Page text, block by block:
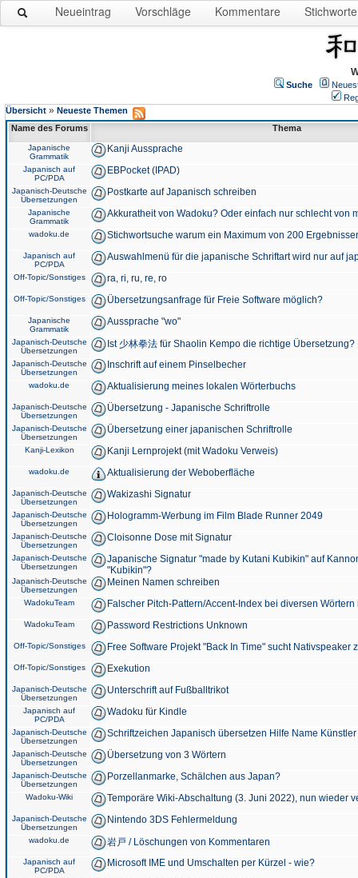
Neueintrag Vorschläge Kommentare Stichworte
Suche
Übersicht » Neueste Themen
Name des Forums
Thema
Japanische
Grammatik
Kanji Aussprache
Japanisch auf
PC/PDA
EBPocket (IPAD)
Japanisch-Deutsche
Übersetzungen
Postkarte auf Japanisch schreiben
Japanische
Grammatik
Akkuratheit von Wadoku? Oder einfach nur schlecht von
wadoku.de Stichwortsuche warum ein Maximum von 200
Japanisch auf
PC/PDA
Auswahlmenü für die japanische Schriftart wird nur auf
Off-Topic/Sonstiges ra, ri, ru, re, ro
Off-Topic/Sonstiges Übersetzungsanfrage für Freie Software möglich?
Japanische
Grammatik
Aussprache "wo"
Japanisch-Deutsche
Übersetzungen
Ist 少林拳法 für Shaolin Kempo die richtige Übersetzung?
Japanisch-Deutsche
Übersetzungen
Inschrift auf einem Pinselbecher
wadoku.de Aktualisierung meines lokalen Wörterbuchs
Japanisch-Deutsche
Übersetzungen
Übersetzung - Japanische Schriftrolle
Japanisch-Deutsche
Übersetzungen
Übersetzung einer japanischen Schriftrolle
Kanji-Lexikon Kanji Lernprojekt (mit Wadoku Verweis)
wadoku.de Aktualisierung der Weboberfläche
Japanisch-Deutsche
Übersetzungen
Wakizashi Signatur
Japanisch-Deutsche
Übersetzungen
Hologramm-Werbung im Film Blade Runner 2049
Japanisch-Deutsche
Übersetzungen
Cloisonne Dose mit Signatur
Japanisch-Deutsche
Übersetzungen
Japanische Signatur "made by Kutani Kubikin" auf
"Kubikin"?
Japanisch-Deutsche
Übersetzungen
Meinen Namen schreiben
WadokuTeam Falscher Pitch-Pattern/Accent-Index bei diversen
WadokuTeam Password Restrictions Unknown
Off-Topic/Sonstiges Free Software Projekt "Back In Time" sucht Nativspeaker
Off-Topic/Sonstiges Exekution
Japanisch-Deutsche
Übersetzungen
Unterschrift auf Fußballtrikot
Japanisch auf
PC/PDA
Wadoku für Kindle
Japanisch-Deutsche
Übersetzungen
Schriftzeichen Japanisch übersetzen Hilfe Name
Japanisch-Deutsche
Übersetzungen
Übersetzung von 3 Wörtern
Japanisch-Deutsche
Übersetzungen
Porzellanmarke, Schälchen aus Japan?
Wadoku-Wiki Temporäre Wiki-Abschaltung (3. Juni 2022), nun wieder
Japanisch-Deutsche
Übersetzungen
Nintendo 3DS Fehlermeldung
wadoku.de 岩戸 / Löschungen von Kommentaren
Japanisch auf
PC/PDA
Microsoft IME und Umschalten per Kürzel - wie?